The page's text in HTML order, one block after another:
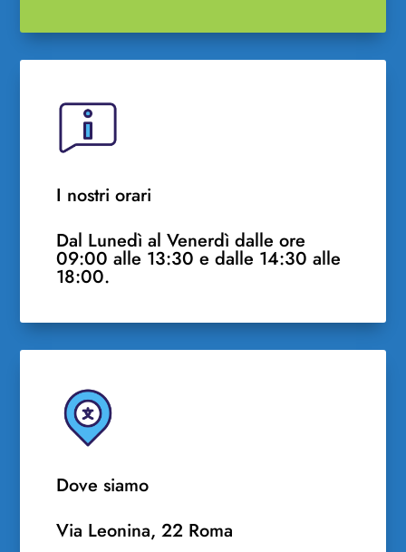
I nostri orari
Dal Lunedì al Venerdì dalle ore
09:00 alle 13:30 e dalle 14:30 alle
18:00.
Dove siamo
Via Leonina, 22 Roma